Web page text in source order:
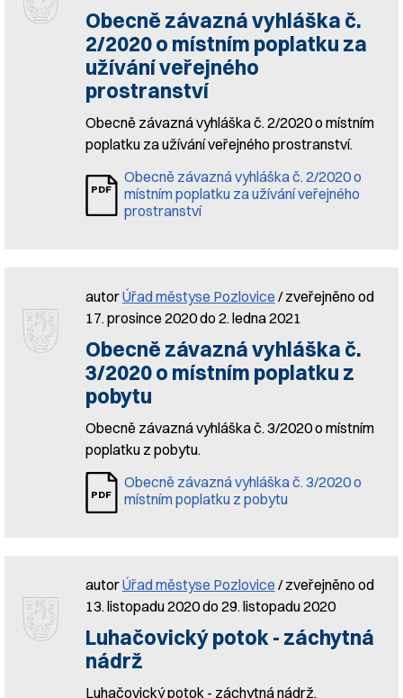
Obecně závazná vyhláška č.
2/2020 o místním poplatku za
užívání veřejného
prostranství
Obecně závazná vyhláška č. 2/2020 o místním
poplatku za užívání veřejného prostranství.
Obecně závazná vyhláška č. 2/2020 o
místním poplatku za užívání veřejného
prostranství
autorÚřad městyse Pozlovice / zveřejněno od
17. prosince 2020 do 2. ledna 2021
Obecně závazná vyhláška č.
3/2020 o místním poplatku z
pobytu
Obecně závazná vyhláška č. 3/2020 o místním
poplatku z pobytu.
Obecně závazná vyhláška č. 3/2020 o
místním poplatku z pobytu
autorÚřad městyse Pozlovice / zveřejněno od
13. listopadu 2020 do 29. listopadu 2020
Luhačovický potok - záchytná
nádrž
Luhačovický potok - záchytná nádrž.